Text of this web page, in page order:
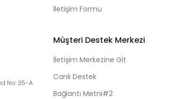
İletişim Formu
No: 35-A
Müşteri Destek Merkezi
İletişim Merkezine Git
Canlı Destek
Bağlantı Metni#2